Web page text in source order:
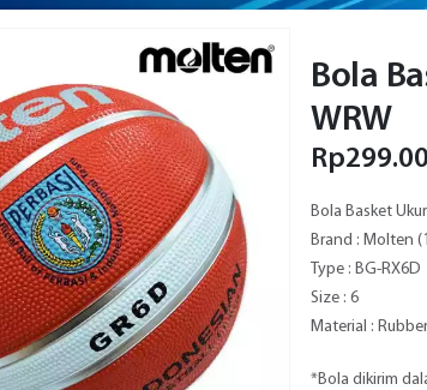
Bola
WRW
Rp
Bola Basket
Brand : Molten
Type : BG-RX6D
Size : 6
Material : Rubber
*Bola dikirim